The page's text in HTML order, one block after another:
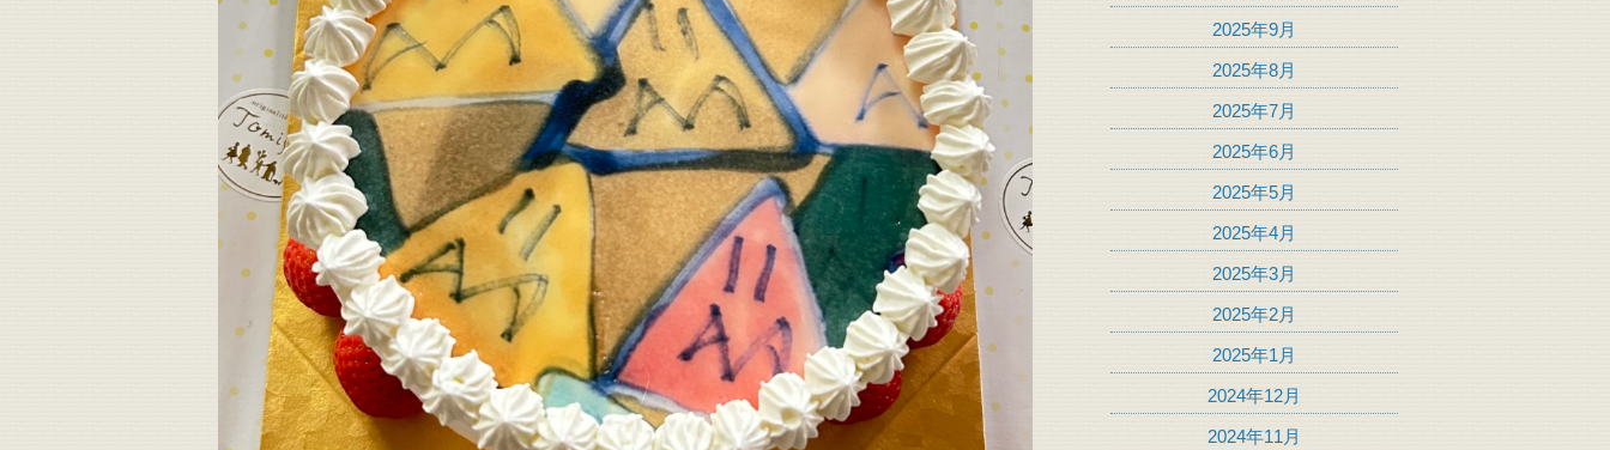
2025年9月
2025年8月
2025年7月
2025年6月
2025年5月
2025年4月
2025年3月
2025年2月
2025年1月
2024年12月
2024年11月